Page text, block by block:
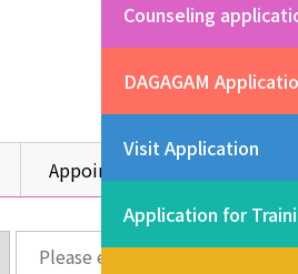
Counseling
DAGAGAM
Visit Application
Application for
Appointment